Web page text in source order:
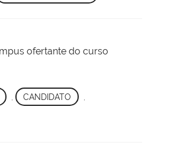
ofertante do curso
, CANDIDATO